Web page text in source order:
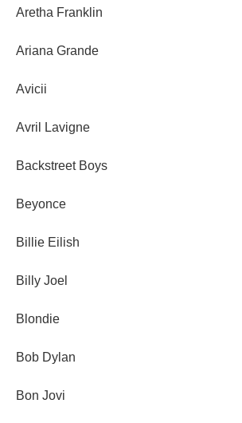
Aretha Franklin
Ariana Grande
Avicii
Avril Lavigne
Backstreet Boys
Beyonce
Billie Eilish
Billy Joel
Blondie
Bob Dylan
Bon Jovi